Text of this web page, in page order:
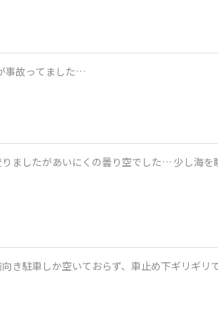
事故ってました…
ましたがあいにくの曇り空でした… 少し海を
き駐車しか空いておらず、車止め下ギリギリ